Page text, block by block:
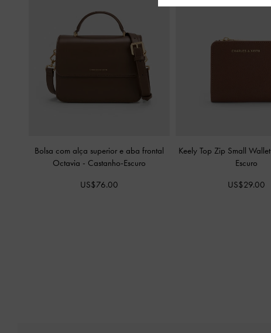
Bolsa com alça superior e aba frontal
Octavia - Castanho-Escuro
US$76.00
Keely Top Zip Small Wallet
Escuro
US$29.00